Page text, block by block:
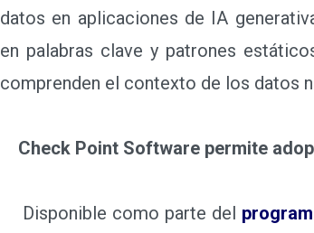
datos en aplicaciones de IA
en palabras clave y patrones
comprenden el contexto de los datos
Check Point Software permite
Disponible como parte del